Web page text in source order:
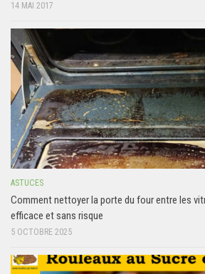
14 MAI 2017
ASTUCES
Comment nettoyer la porte du four entre les
efficace et sans risque
5 OCTOBRE 2025